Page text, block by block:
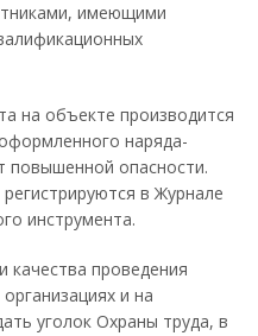
имеющими
на объекте производится
наряда-
повышенной опасности.
в Журнале
инструмента.
качества проведения
и на
уголок Охраны труда, в